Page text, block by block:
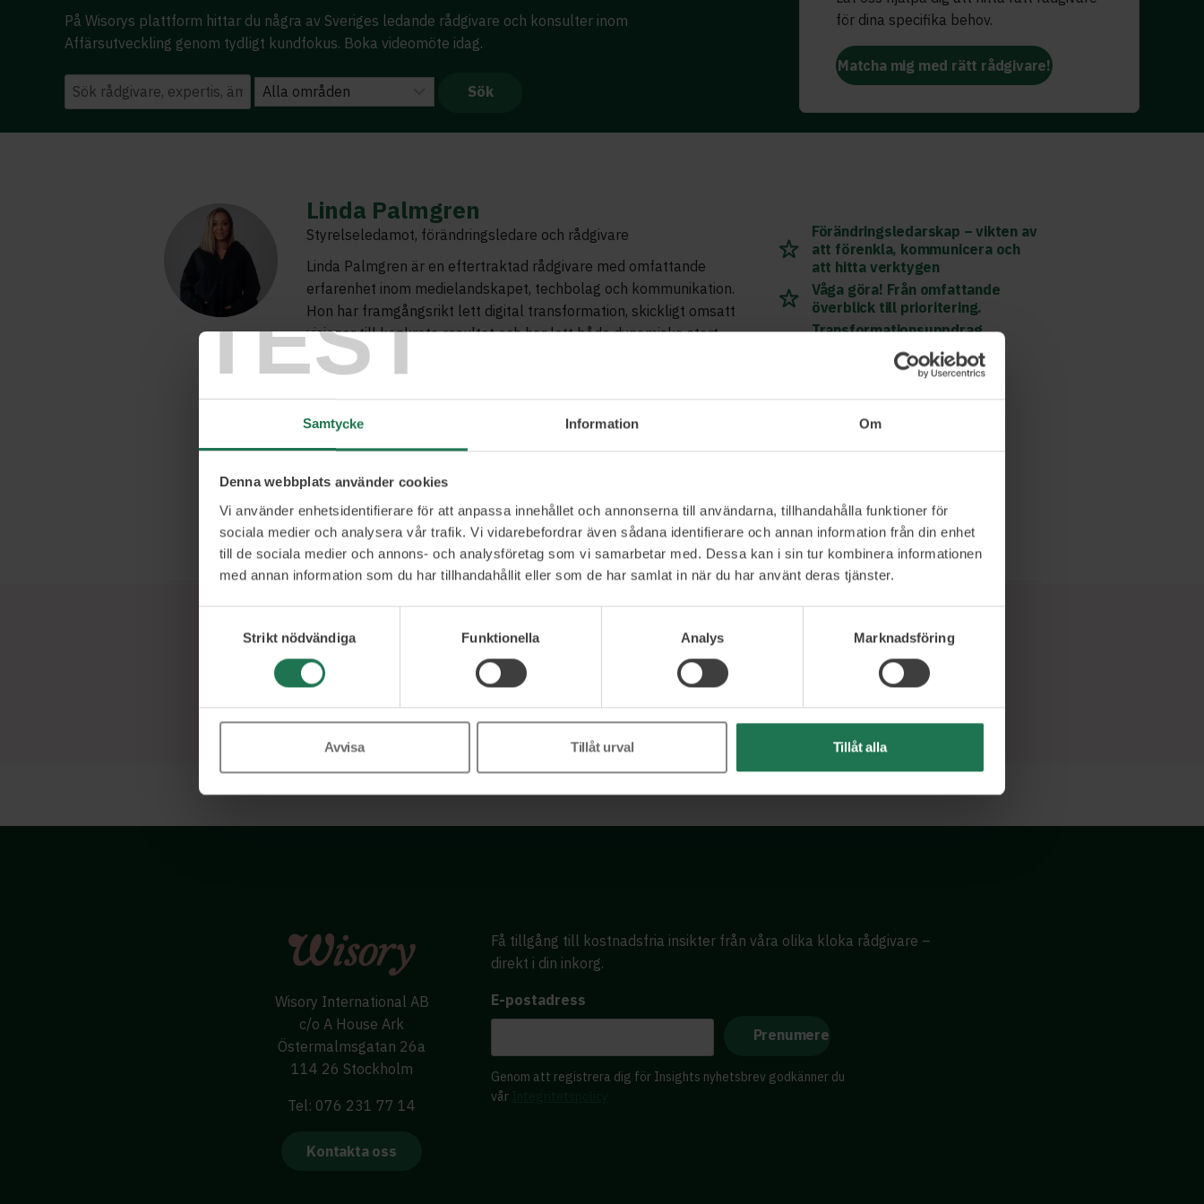
TEST
Samtycke Information Om
Denna webbplats använder cookies
Vi använder enhetsidentifierare för att anpassa innehållet och annonserna till användarna, tillhandahålla funktioner för
sociala medier och analysera vår trafik. Vi vidarebefordrar även sådana identifierare och annan information från din enhet
till de sociala medier och annons- och analysföretag som vi samarbetar med. Dessa kan i sin tur kombinera informationen
med annan information som du har tillhandahållit eller som de har samlat in när du har använt deras tjänster.
Strikt nödvändiga
Funktionella Analys Marknadsföring
Avvisa Tillåt urval Tillåt alla
På Wisorys plattform hittar du några av Sveriges ledande rådgivare och konsulter inom
Affärsutveckling genom tydligt kundfokus. Boka videomöte idag.
för dina specifika behov.
Matcha mig med rätt rådgivare!
Linda Palmgren
Styrelseledamot, förändringsledare och rådgivare
Linda Palmgren är en eftertraktad rådgivare med omfattande
erfarenhet inom medielandskapet, techbolag och kommunikation.
Hon har framgångsrikt lett digital transformation, skickligt omsatt
visioner till konkreta resultat och har lett både dynamiska start-
ups och större nordiska företag, med ett internationellt perspektiv.
Med sin inspirerande ledarstil och tro på hållbar förändring genom
genuint ledarskap, utmärker hon sig. Hon har nyligen breddat sina
kunskaper genom en utbildning vid MIT om AI:s roll i
affärsstrategi, vilket stärker hennes strategiska förmåga samt
påverkan. Lindas engagemang för att förena teknik och mänsklig
potential gör henne till en värdefull resurs inom innovation och
förändringsledning som får effekt.
Förändringsledarskap – vikten av
att förenkla, kommunicera och
att hitta verktygen
Våga göra! Från omfattande
överblick till prioritering.
Transformationsuppdrag,
digitaliseringsresor,
automatisering (AI).
Läs mer och boka
Ett urval av våra kunder
Wisory International AB
c/o A House Ark
Östermalmsgatan 26a
114 26 Stockholm
Tel: 076 231 77 14
Kontakta oss
Få tillgång till kostnadsfria insikter från våra olika kloka rådgivare –
direkt i din inkorg.
E-postadress
Genom att registrera dig för Insights nyhetsbrev godkänner du
vår